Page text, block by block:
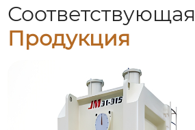
Соответствующая
Продукция